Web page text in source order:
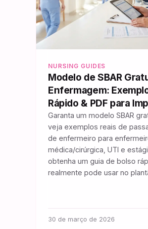
NURSING GUIDES
Modelo de SBAR
Enfermagem:
Rápido & PDF para
Garanta um modelo SBAR
veja exemplos reais de
de enfermeiro para
médica/cirúrgica, UTI e
obtenha um guia de bolso
realmente pode usar no
30 de março de 2026